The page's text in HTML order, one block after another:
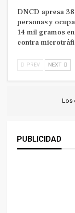
DNCD apresa 38
personas y
14 mil gramos
contra
PREV NEXT
Los
PUBLICIDAD